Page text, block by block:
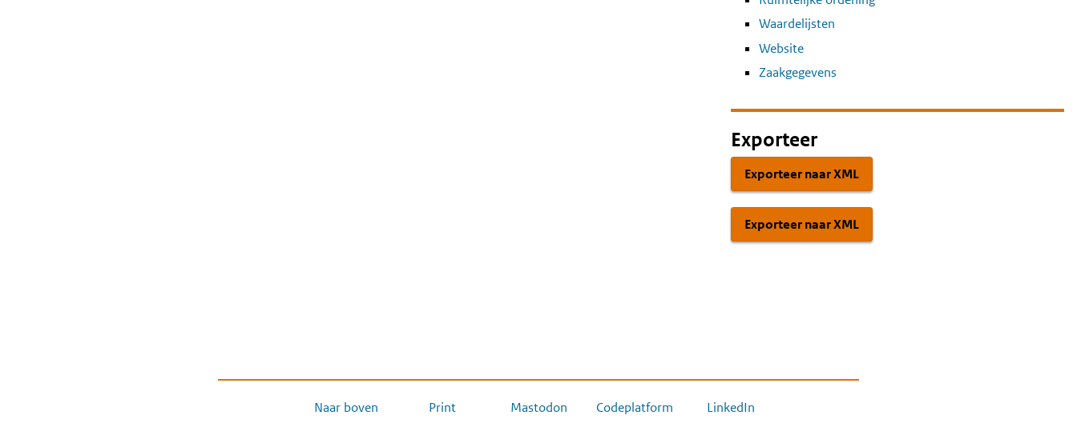
Waardelijsten
Website
Zaakgegevens
Exporteer
Exporteer naar XML
Exporteer naar XML
Naar boven Print Mastodon Codeplatform LinkedIn